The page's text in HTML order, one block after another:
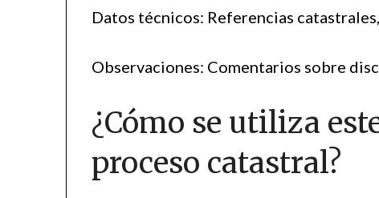
Datos técnicos: Referencias
Observaciones: Comentarios sobre
¿Cómo se utiliza
proceso catastral?